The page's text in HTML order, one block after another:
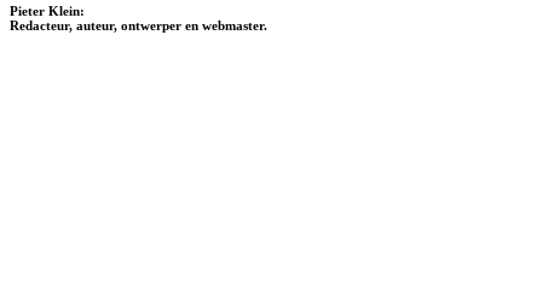
Pieter Klein:
Redacteur, auteur, ontwerper en webmaster.